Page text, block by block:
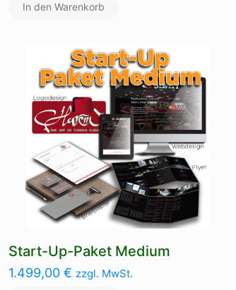
In den Warenkorb
Start-Up-Paket Medium
1.499,00 € zzgl. MwSt.